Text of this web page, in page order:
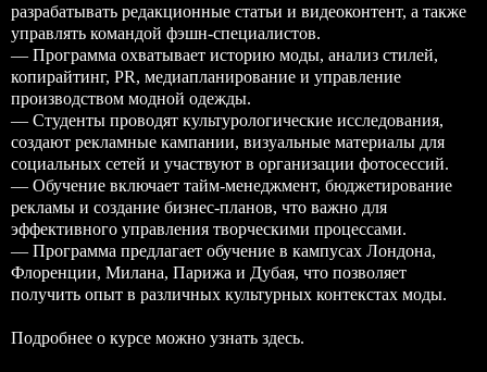
разрабатывать редакционные статьи и видеоконтент, а также
управлять командой фэшн-специалистов.
— Программа охватывает историю моды, анализ стилей,
копирайтинг, PR, медиапланирование и управление
производством модной одежды.
— Студенты проводят культурологические исследования,
создают рекламные кампании, визуальные материалы для
социальных сетей и участвуют в организации фотосессий.
— Обучение включает тайм-менеджмент, бюджетирование
рекламы и создание бизнес-планов, что важно для
эффективного управления творческими процессами.
— Программа предлагает обучение в кампусах Лондона,
Флоренции, Милана, Парижа и Дубая, что позволяет
получить опыт в различных культурных контекстах моды.
Подробнее о курсе можно узнать здесь.